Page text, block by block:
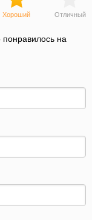
Хороший Отличный
на